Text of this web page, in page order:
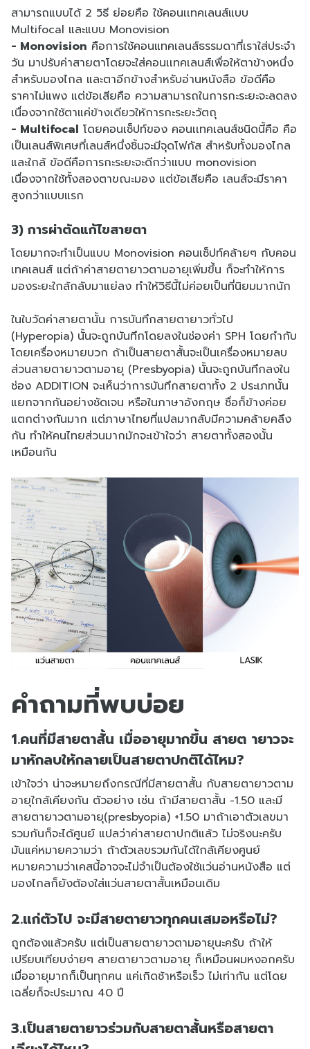
สามารถแบบได้ 2 วิธี ย่อยคือ ใช้คอนเเทคเลนส์แบบ
Multifocal และแบบ Monovision
- Monovision คือการใช้คอนแทคเลนส์ธรรมดาที่เราใส่ประจำ
วัน มาปรับค่าสายตาโดยจะใส่คอนเเทคเลนส์เพื่อให้ตาข้างหนึ่ง
สำหรับมองไกล และตาอีกข้างสำหรับอ่านหนังสือ ข้อดีคือ
ราคาไม่แพง แต่ข้อเสียคือ ความสามารถในการกะระยะจะลดลง
เนื่องจากใช้ตาแค่ข้างเดียวให้การกะระยะวัตถุ
- Multifocal โดยคอนเซ็ปท์ของ คอนเเทคเลนส์ชนิดนี้คือ คือ
เป็นเลนส์พิเศษที่เลนส์หนึ่งชิ้นจะมีจุดโฟกัส สำหรับทั้งมองไกล
และใกล้ ข้อดีคือการกะระยะจะดีกว่าแบบ monovision
เนื่องจากใช้ทั้งสองตาขณะมอง แต่ข้อเสียคือ เลนส์จะมีราคา
สูงกว่าแบบแรก
3) การผ่าตัดแก้ไขสายตา
โดยมากจะทำเป็นแบบ Monovision คอนเซ็ปท์คล้ายๆ กับคอน
เทคเลนส์ แต่ถ้าค่าสายตายาวตามอายุเพิ่มขึ้น ก็จะทำให้การ
มองระยะใกล้กลับมาแย่ลง ทำให้วิธีนี้ไม่ค่อยเป็นที่นิยมมากนัก
ในใบวัดค่าสายตานั้น การบันทึกสายตายาวทั่วไป
(Hyperopia) นั้นจะถูกบันทึกโดยลงในช่องค่า SPH โดยกำกับ
โดยเครื่องหมายบวก ถ้าเป็นสายตาสั้นจะเป็นเครื่องหมายลบ
ส่วนสายตายาวตามอายุ (Presbyopia) นั้นจะถูกบันทึกลงใน
ช่อง ADDITION จะเห็นว่าการบันทึกสายตาทั้ง 2 ประเภทนั้น
แยกจากกันอย่างชัดเจน หรือในภาษาอังกฤษ ชื่อก็ข้างค่อย
แตกต่างกันมาก แต่ภาษาไทยที่แปลมากลับมีความคล้ายคลึง
กัน ทำให้คนไทยส่วนมากมักจะเข้าใจว่า สายตาทั้งสองนั้น
เหมือนกัน
คำถามที่พบบ่อย
1.คนที่มีสายตาสั้น เมื่ออายุมากขึ้น สายต ายาวจะ
มาหักลบให้กลายเป็นสายตาปกติได้ไหม?
เข้าใจว่า น่าจะหมายถึงกรณีที่มีสายตาสั้น กับสายตายาวตาม
อายุใกล้เคียงกัน ตัวอย่าง เช่น ถ้ามีสายตาสั้น -1.50 และมี
สายตายาวตามอายุ(presbyopia) +1.50 มาถ้าเอาตัวเลขมา
รวมกันก็จะได้ศูนย์ แปลว่าค่าสายตาปกติแล้ว ไม่จริงนะครับ
มันแค่หมายความว่า ถ้าตัวเลขรวมกันได้ใกล้เคียงศูนย์
หมายความว่าเคสนี้อาจจะไม่จำเป็นต้องใช้แว่นอ่านหนังสือ แต่
มองไกลก็ยังต้องใส่แว่นสายตาสั้นเหมือนเดิม
2.แก่ตัวไป จะมีสายตายาวทุกคนเสมอหรือไม่?
ถูกต้องแล้วครับ แต่เป็นสายตายาวตามอายุนะครับ ถ้าให้
เปรียบเทียบง่ายๆ สายตายาวตามอายุ ก็เหมือนผมหงอกครับ
เมื่ออายุมากก็เป็นทุกคน แค่เกิดช้าหรือเร็ว ไม่เท่ากัน แต่โดย
เฉลี่ยก็จะประมาณ 40 ปี
3.เป็นสายตายาวร่วมกับสายตาสั้นหรือสายตา